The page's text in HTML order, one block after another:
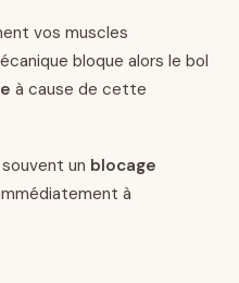
vos muscles
bloque alors le bol
à cause de cette
un blocage
à